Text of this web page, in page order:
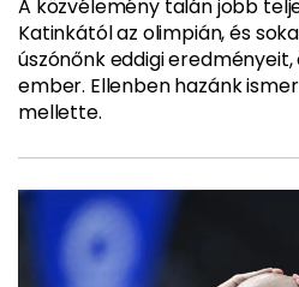
A közvélemény talán jobb
Katinkától az olimpián, és
úszónőnk eddigi eredményeit,
ember. Ellenben hazánk
mellette.